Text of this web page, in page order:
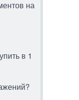
на
в 1